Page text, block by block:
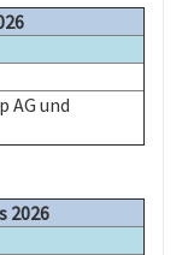
AG und
2026